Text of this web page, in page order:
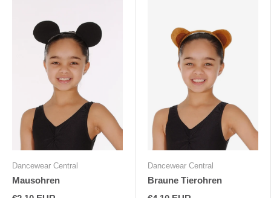
Dancewear Central
Mausohren
Dancewear Central
Braune Tierohren